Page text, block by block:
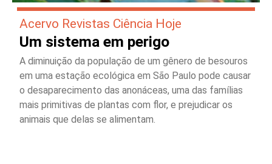
Acervo Revistas Ciência Hoje
Um sistema em perigo
A diminuição da população de um gênero de besouros
em uma estação ecológica em São Paulo pode causar
o desaparecimento das anonáceas, uma das famílias
mais primitivas de plantas com flor, e prejudicar os
animais que delas se alimentam.